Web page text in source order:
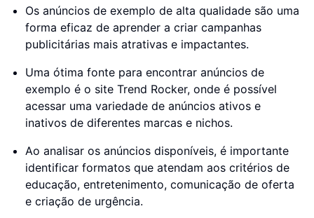
Os anúncios de exemplo de alta qualidade são uma
forma eficaz de aprender a criar campanhas
publicitárias mais atrativas e impactantes.
Uma ótima fonte para encontrar anúncios de
exemplo é o site Trend Rocker, onde é possível
acessar uma variedade de anúncios ativos e
inativos de diferentes marcas e nichos.
Ao analisar os anúncios disponíveis, é importante
identificar formatos que atendam aos critérios de
educação, entretenimento, comunicação de oferta
e criação de urgência.